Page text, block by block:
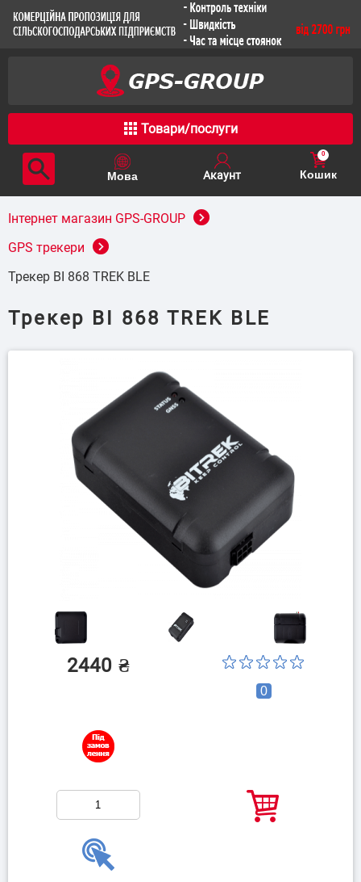
Товари/послуги
Кошик
0
Інтернет магазин GPS-GROUP
GPS трекери
Трекер BI 868 TREK BLE
Трекер BI 868 TREK BLE
2440 ₴
0